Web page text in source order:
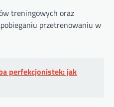
treningowych oraz
przetrenowaniu w
perfekcjonistek: jak